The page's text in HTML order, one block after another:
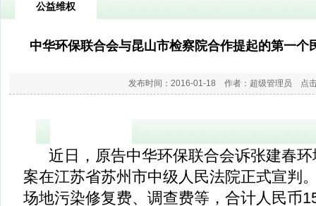
公益维权
中华环保联合会与昆山市检察院合作提起的第一个
发布时间：2016-01-18 作者：超级管理员 点
近日，原告中华环保联合会诉张建春环
案在江苏省苏州市中级人民法院正式宣判
场地污染修复费、调查费等，合计人民币